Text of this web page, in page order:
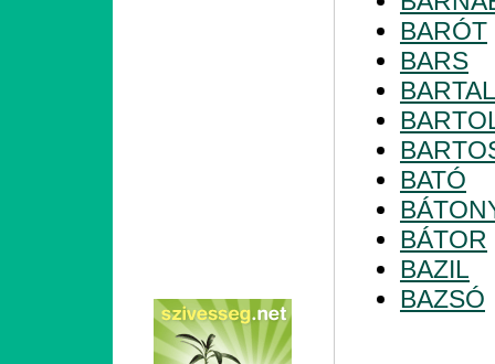
BARÓT
BARS
BARTAL
BATÓ
BÁTOR
BAZIL
BAZSÓ